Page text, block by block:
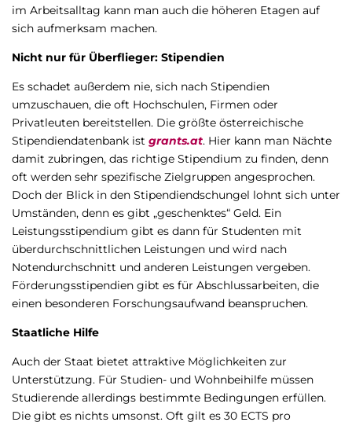
im Arbeitsalltag kann man auch die höheren Etagen auf
sich aufmerksam machen.
Nicht nur für Überflieger: Stipendien
Es schadet außerdem nie, sich nach Stipendien
umzuschauen, die oft Hochschulen, Firmen oder
Privatleuten bereitstellen. Die größte österreichische
Stipendiendatenbank ist grants.at. Hier kann man Nächte
damit zubringen, das richtige Stipendium zu finden, denn
oft werden sehr spezifische Zielgruppen angesprochen.
Doch der Blick in den Stipendiendschungel lohnt sich unter
Umständen, denn es gibt „geschenktes“ Geld. Ein
Leistungsstipendium gibt es dann für Studenten mit
überdurchschnittlichen Leistungen und wird nach
Notendurchschnitt und anderen Leistungen vergeben.
Förderungsstipendien gibt es für Abschlussarbeiten, die
einen besonderen Forschungsaufwand beanspruchen.
Staatliche Hilfe
Auch der Staat bietet attraktive Möglichkeiten zur
Unterstützung. Für Studien- und Wohnbeihilfe müssen
Studierende allerdings bestimmte Bedingungen erfüllen.
Die gibt es nichts umsonst. Oft gilt es 30 ECTS pro